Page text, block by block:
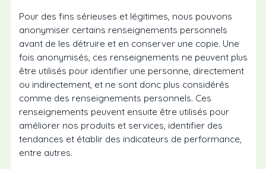
Pour des fins sérieuses et légitimes, nous pouvons
anonymiser certains renseignements personnels
avant de les détruire et en conserver une copie. Une
fois anonymisés, ces renseignements ne peuvent plus
être utilisés pour identifier une personne, directement
ou indirectement, et ne sont donc plus considérés
comme des renseignements personnels. Ces
renseignements peuvent ensuite être utilisés pour
améliorer nos produits et services, identifier des
tendances et établir des indicateurs de performance,
entre autres.